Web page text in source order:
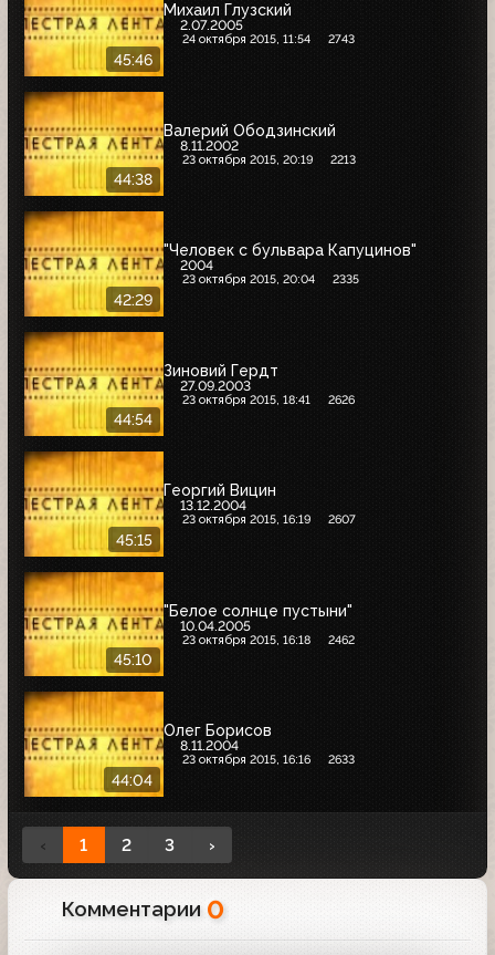
45:46
Михаил Глузский
2.07.2005
24 октября 2015, 11:54 2743
44:38
Валерий Ободзинский
8.11.2002
23 октября 2015, 20:19 2213
42:29
"Человек с бульвара Капуцинов"
2004
23 октября 2015, 20:04 2335
44:54
Зиновий Гердт
27.09.2003
23 октября 2015, 18:41 2626
45:15
Георгий Вицин
13.12.2004
23 октября 2015, 16:19 2607
45:10
"Белое солнце пустыни"
10.04.2005
23 октября 2015, 16:18 2462
44:04
Олег Борисов
8.11.2004
23 октября 2015, 16:16 2633
‹ 1 2 3 ›
Комментарии 0